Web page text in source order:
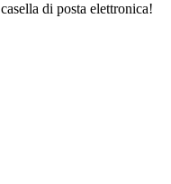
di posta elettronica!